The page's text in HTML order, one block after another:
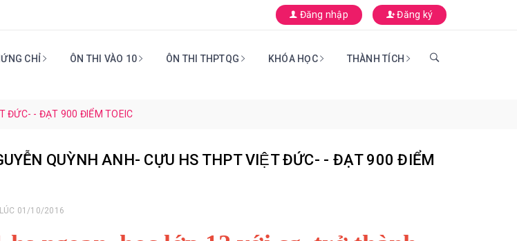
Đăng ký
Đăng nhập
CHỈ ÔN THI VÀO 10 ÔN THI THPTQG KHÓA HỌC THÀNH TÍCH
ĐỨC- - ĐẠT 900 ĐIỂM TOEIC
QUỲNH ANH- CỰU HS THPT VIỆT ĐỨC- - ĐẠT 900 ĐIỂM
01/10/2016